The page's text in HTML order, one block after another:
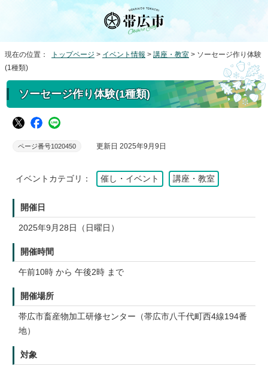
現在の位置： トップページ > イベント情報 > 講座・教室 > ソーセージ作り体験
(1種類)
ソーセージ作り体験(1種類)
ページ番号1020450 更新日 2025年9月9日
イベントカテゴリ： 催し・イベント 講座・教室
開催日
2025年9月28日（日曜日）
開催時間
午前10時 から 午後2時 まで
開催場所
帯広市畜産物加工研修センター（帯広市八千代町西4線194番
地）
対象